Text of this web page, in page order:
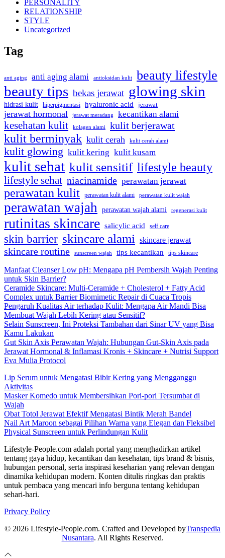
PERSONALITY
RELATIONSHIP
STYLE
Uncategorized
Tag
anti aging anti aging alami antioksidan kulit beauty lifestyle
beauty tips bekas jerawat glowing skin
hidrasi kulit hiperpigmentasi hyaluronic acid jerawat
jerawat hormonal jerawat meradang kecantikan alami
kesehatan kulit kolagen alami kulit berjerawat
kulit berminyak kulit cerah kulit cerah alami
kulit glowing kulit kering kulit kusam
kulit sehat kulit sensitif lifestyle beauty
lifestyle sehat niacinamide perawatan jerawat
perawatan kulit perawatan kulit alami perawatan kulit wajah
perawatan wajah perawatan wajah alami regenerasi kulit
rutinitas skincare salicylic acid self care
skin barrier skincare alami skincare jerawat
skincare routine sunscreen wajah tips kecantikan tips skincare
Manfaat Cleanser Low pH: Mengapa pH Pembersih Wajah Penting
untuk Skin Barrier?
Ceramide Skincare: Multi-Ceramide + Cholesterol + Fatty Acid
Complex untuk Barrier Biomimetic Repair di Cuaca Tropis
Pengaruh Kualitas Air terhadap Kulit: Mengapa Air Mandi Bisa
Membuat Wajah Lebih Kering atau Sensitif?
Selain Sunscreen, Ini Proteksi Tambahan dari Sinar UV yang Bisa
Kamu Lakukan
Gut Skin Axis Perawatan Wajah: Hubungan Gut-Skin Axis pada
Jerawat Hormonal & Inflamasi Kronis + Skincare + Nutrisi Support
Eva Mulia Protocol
Lip Serum untuk Mengatasi Bibir Kering yang Mengganggu
Aktivitas
Masker Komedo untuk Membersihkan Pori-pori Tersumbat di
Wajah
Obat Totol Jerawat Efektif Mengatasi Bintik Merah Bandel
Nail Art Maroon sebagai Pilihan Warna yang Elegan dan Fleksibel
Physical Sunscreen untuk Perlindungan Kulit
Lifestyle-People.com adalah portal yang menghadirkan artikel
tentang gaya hidup, kecantikan dan kesehatan, tips brand & bisnis,
hubungan personal, serta inspirasi keseharian yang relevan dengan
dinamika kehidupan modern. Konten ditulis ringkas dan praktis
untuk pembaca yang mencari info berguna tentang kehidupan
sehari-hari.
Privacy Policy
© 2026 Lifestyle-People.com. Crafted and Developed byTranspedia
Nusantara. All Rights Reserved.